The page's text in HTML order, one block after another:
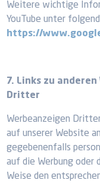
Weitere wichtige
YouTube unter
https://
7. Links zu
Dritter
Werbeanzeigen
auf unserer Website
gegebenenfalls
auf die Werbung oder
Weise den